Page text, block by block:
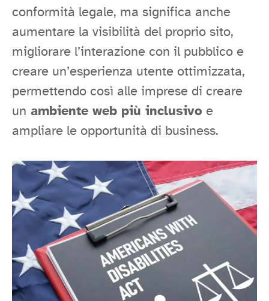
conformità legale, ma significa anche
aumentare la visibilità del proprio sito,
migliorare l’interazione con il pubblico e
creare un’esperienza utente ottimizzata,
permettendo così alle imprese di creare
un ambiente web più inclusivo e
ampliare le opportunità di business.